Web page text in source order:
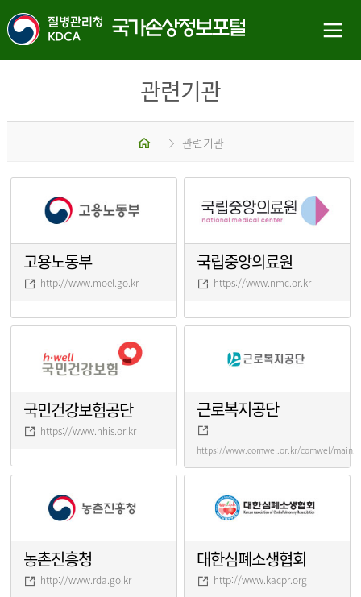
관련기관
홈 관련기관
고용노동부
http://www.moel.go.kr
국립중앙의료원
https://www.nmc.or.kr
국민건강보험공단
https://www.nhis.or.kr
근로복지공단
https://www.comwel.or.kr/comwel/
농촌진흥청
http://www.rda.go.kr
대한심폐소생협회
http://www.kacpr.org